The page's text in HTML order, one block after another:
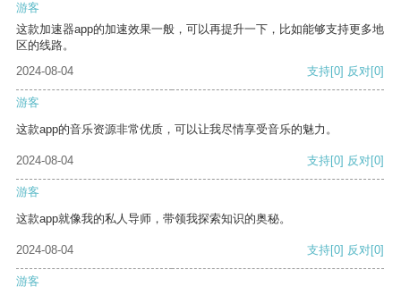
游客
这款加速器app的加速效果一般，可以再提升一下，比如能够支持更多地
区的线路。
2024-08-04
支持[0] 反对[0]
游客
这款app的音乐资源非常优质，可以让我尽情享受音乐的魅力。
2024-08-04 支持[0] 反对[0]
游客
这款app就像我的私人导师，带领我探索知识的奥秘。
2024-08-04 支持[0] 反对[0]
游客